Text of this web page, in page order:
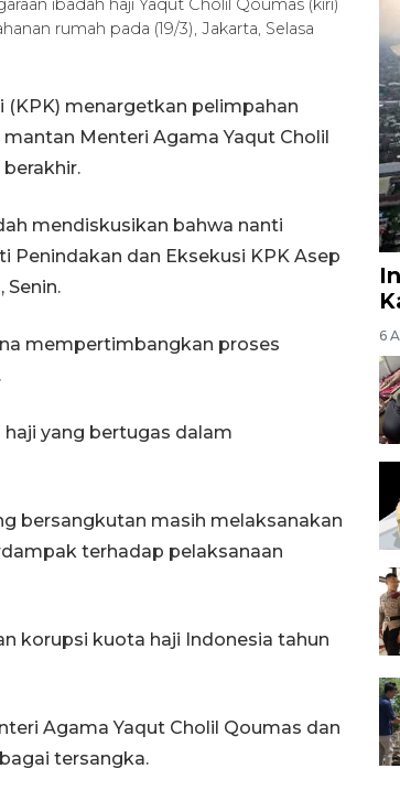
ibadah haji Yaqut Cholil Qoumas (kiri)
rumah pada (19/3), Jakarta, Selasa
(KPK) menargetkan pelimpahan
Menteri Agama Yaqut Cholil
mendiskusikan bahwa nanti
Penindakan dan Eksekusi KPK Asep
Senin.
mempertimbangkan proses
yang bertugas dalam
bersangkutan masih melaksanakan
terhadap pelaksanaan
korupsi kuota haji Indonesia tahun
Agama Yaqut Cholil Qoumas dan
tersangka.
6